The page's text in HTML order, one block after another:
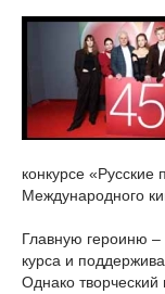
конкурсе «Русские
Международного
Главную героиню –
курса и
Однако творческий